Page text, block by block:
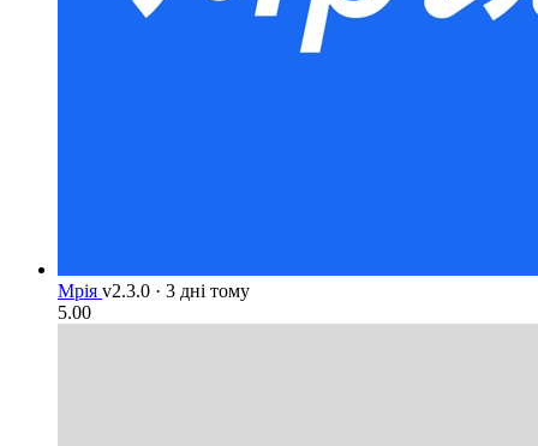
Мрія v2.3.0 · 3 дні тому
5.00